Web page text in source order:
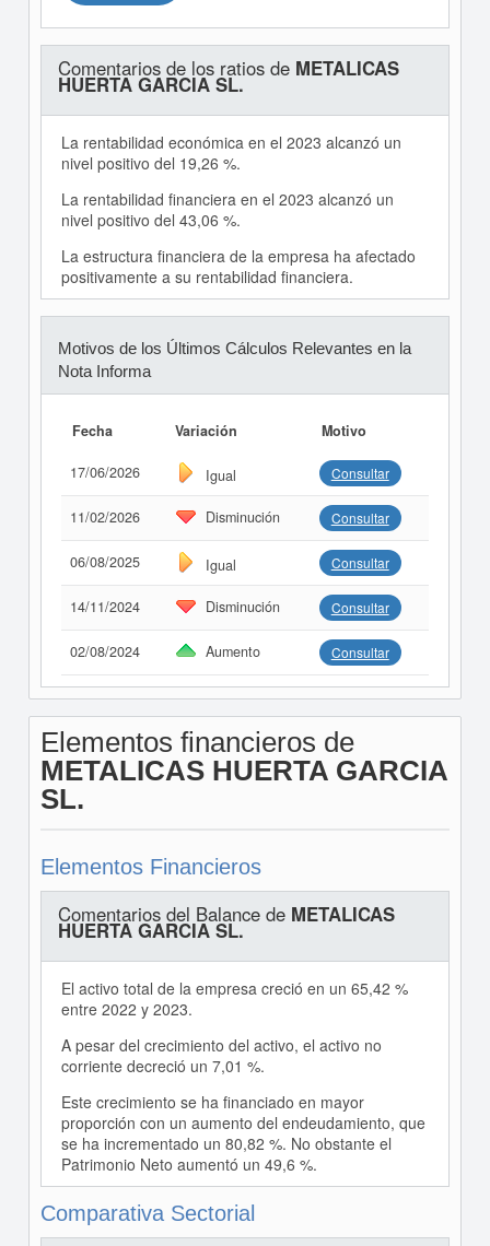
Comentarios de los ratios de METALICAS
HUERTA GARCIA SL.
La rentabilidad económica en el 2023 alcanzó un
nivel positivo del 19,26 %.
La rentabilidad financiera en el 2023 alcanzó un
nivel positivo del 43,06 %.
La estructura financiera de la empresa ha afectado
positivamente a su rentabilidad financiera.
Motivos de los Últimos Cálculos Relevantes en la
Nota Informa
Fecha Variación Motivo
17/06/2026 Igual Consultar
11/02/2026 Disminución Consultar
06/08/2025 Igual Consultar
14/11/2024 Disminución Consultar
02/08/2024 Aumento Consultar
Elementos financieros de
METALICAS HUERTA GARCIA
SL.
Elementos Financieros
Comentarios del Balance de METALICAS
HUERTA GARCIA SL.
El activo total de la empresa creció en un 65,42 %
entre 2022 y 2023.
A pesar del crecimiento del activo, el activo no
corriente decreció un 7,01 %.
Este crecimiento se ha financiado en mayor
proporción con un aumento del endeudamiento, que
se ha incrementado un 80,82 %. No obstante el
Patrimonio Neto aumentó un 49,6 %.
Comparativa Sectorial